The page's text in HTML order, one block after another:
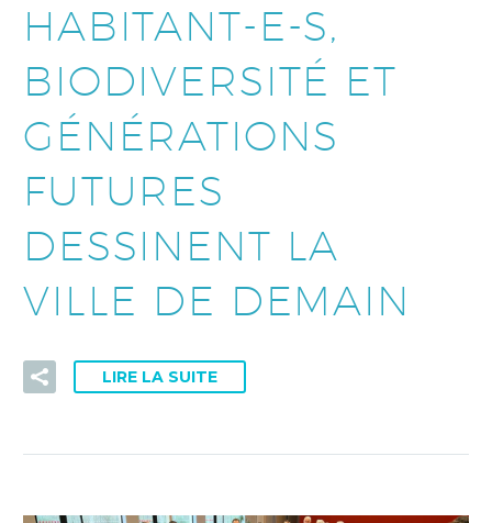
HABITANT-E-S,
BIODIVERSITÉ ET
GÉNÉRATIONS
FUTURES
DESSINENT LA
VILLE DE DEMAIN
LIRE LA SUITE